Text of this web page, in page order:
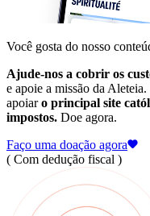
Você gosta do nosso
Ajude-nos a cobrir os
e apoie a missão da
apoiaro principal site
impostos. Doe agora.
Faço uma doação agora
( Com dedução fiscal )